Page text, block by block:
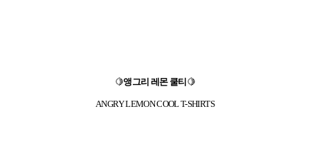
🍋앵그리 레몬 쿨티🍋
ANGRY LEMON COOL T-SHIRTS